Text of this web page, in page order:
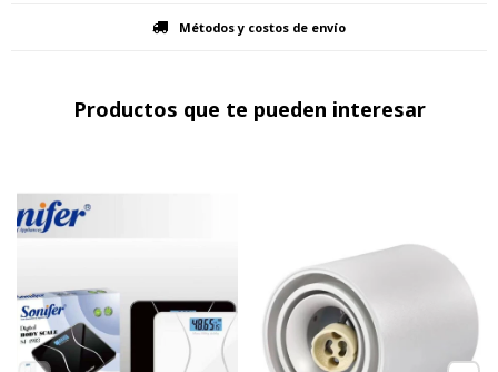
Métodos y costos de envío
Productos que te pueden interesar